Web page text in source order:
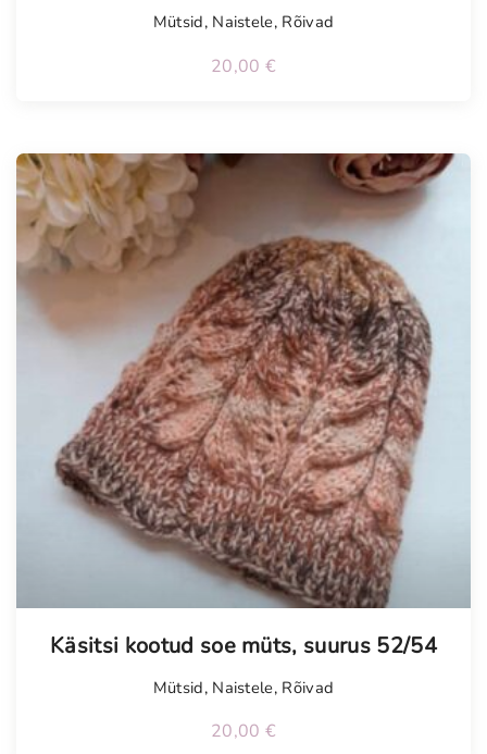
Mütsid, Naistele, Rõivad
20,00 €
Käsitsi kootud soe müts, suurus 52/54
Mütsid, Naistele, Rõivad
20,00 €